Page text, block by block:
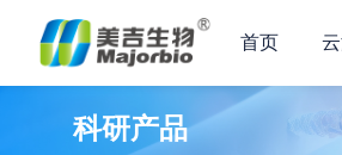
首页
科研产品